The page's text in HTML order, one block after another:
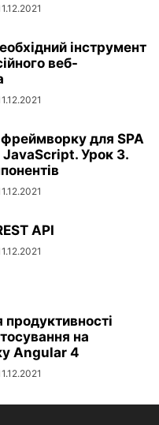
інструмент
веб-
для SPA
JavaScript. Урок 3.
API
продуктивності
на
Angular 4